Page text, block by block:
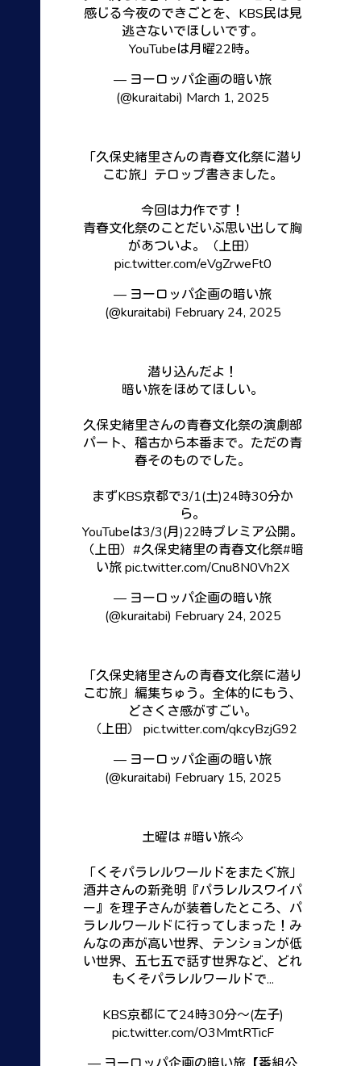
感じる今夜のできごとを、KBS民は見
逃さないでほしいです。
YouTubeは月曜22時。
— ヨーロッパ企画の暗い旅
(@kuraitabi) March 1, 2025
「久保史緒里さんの青春文化祭に潜り
こむ旅」テロップ書きました。
今回は力作です！
青春文化祭のことだいぶ思い出して胸
があついよ。（上田）
pic.twitter.com/eVgZrweFt0
— ヨーロッパ企画の暗い旅
(@kuraitabi) February 24, 2025
潜り込んだよ！
暗い旅をほめてほしい。
久保史緒里さんの青春文化祭の演劇部
パート、稽古から本番まで。ただの青
春そのものでした。
まずKBS京都で3/1(土)24時30分か
ら。
YouTubeは3/3(月)22時プレミア公開。
（上田）#久保史緒里の青春文化祭#暗
い旅pic.twitter.com/Cnu8N0Vh2X
— ヨーロッパ企画の暗い旅
(@kuraitabi) February 24, 2025
「久保史緒里さんの青春文化祭に潜り
こむ旅」編集ちゅう。全体的にもう、
どさくさ感がすごい。
（上田） pic.twitter.com/qkcyBzjG92
— ヨーロッパ企画の暗い旅
(@kuraitabi) February 15, 2025
土曜は#暗い旅🐴
「くそパラレルワールドをまたぐ旅」
酒井さんの新発明『パラレルスワイパ
ー』を理子さんが装着したところ、パ
ラレルワールドに行ってしまった！み
んなの声が高い世界、テンションが低
い世界、五七五で話す世界など、どれ
もくそパラレルワールドで...
KBS京都にて24時30分〜(左子)
pic.twitter.com/O3MmtRTicF